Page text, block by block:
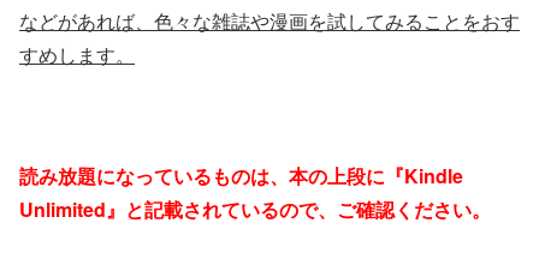
などがあれば、色々な雑誌や漫画を試してみることをおす
すめします。
読み放題になっているものは、本の上段に『Kindle
Unlimited』と記載されているので、ご確認ください。